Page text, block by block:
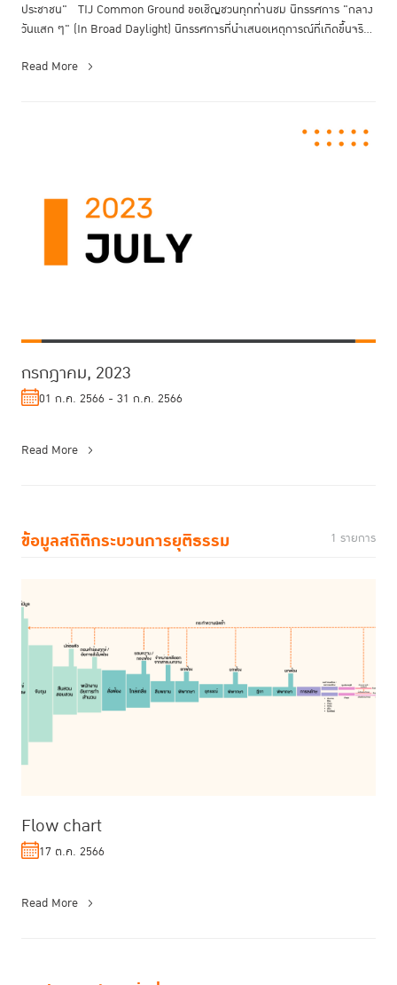
ประชาชน" TIJ Common Ground ขอเชิญชวนทุกท่านชม นิทรรศการ "กลาง
วันแสก ๆ" (In Broad Daylight) นิทรรศการที่นำเสนอเหตุการณ์ที่เกิดขึ้นจริ...
Read More
กรกฎาคม, 2023
01 ก.ค. 2566 - 31 ก.ค. 2566
Read More
ข้อมูลสถิติกระบวนการยุติธรรม 1 รายการ
Flow chart
17 ต.ค. 2566
Read More